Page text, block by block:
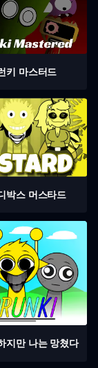
키 마스터드
박스 머스타드
지만 나는 망쳤다